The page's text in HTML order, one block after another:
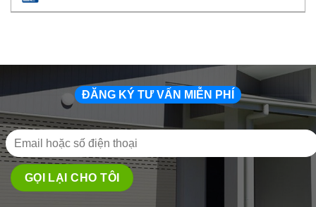
ĐĂNG KÝ TƯ VẤN MIỄN PHÍ